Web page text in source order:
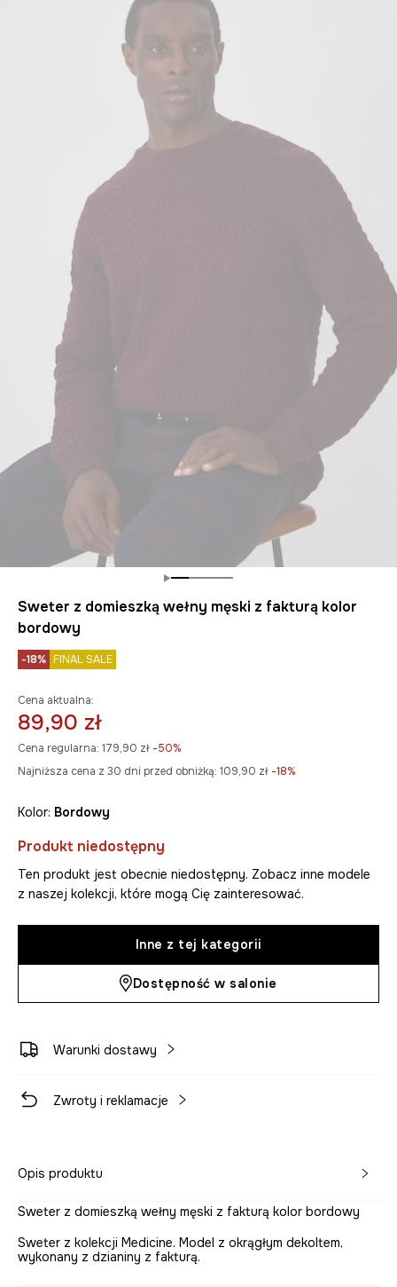
Sweter z domieszką wełny męski z fakturą kolor
bordowy
-18% FINAL SALE
Cena aktualna:
89,90 zł
Cena regularna: 179,90 zł -50%
Najniższa cena z 30 dni przed obniżką: 109,90 zł -18%
Kolor: bordowy
Produkt niedostępny
Ten produkt jest obecnie niedostępny. Zobacz inne modele
z naszej kolekcji, które mogą Cię zainteresować.
Inne z tej kategorii
Dostępność w salonie
Warunki dostawy
Zwroty i reklamacje
Opis produktu
Sweter z domieszką wełny męski z fakturą kolor bordowy
Sweter z kolekcji Medicine. Model z okrągłym dekoltem,
wykonany z dzianiny z fakturą.